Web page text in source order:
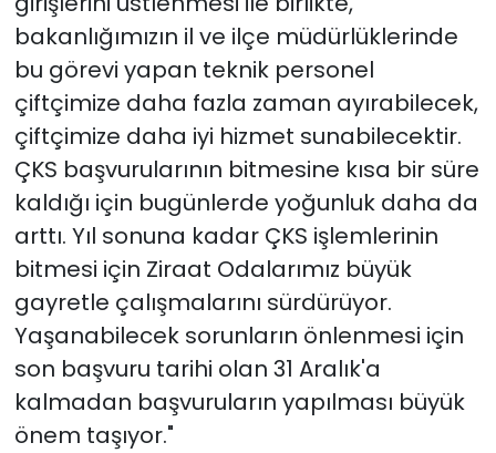
bakanlığımızın il ve ilçe müdürlüklerinde
bu görevi yapan teknik personel
çiftçimize daha fazla zaman ayırabilecek,
çiftçimize daha iyi hizmet sunabilecektir.
ÇKS başvurularının bitmesine kısa bir süre
kaldığı için bugünlerde yoğunluk daha da
arttı. Yıl sonuna kadar ÇKS işlemlerinin
bitmesi için Ziraat Odalarımız büyük
gayretle çalışmalarını sürdürüyor.
Yaşanabilecek sorunların önlenmesi için
son başvuru tarihi olan 31 Aralık'a
kalmadan başvuruların yapılması büyük
önem taşıyor."